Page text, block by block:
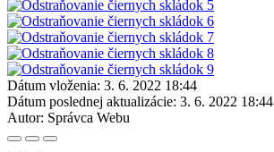
Dátum vloženia: 3. 6. 2022 18:44
Dátum poslednej aktualizácie: 3. 6. 2022 18:44
Autor: Správca Webu